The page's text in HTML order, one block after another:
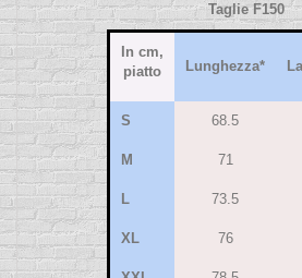
Taglie F150
In cm,
piatto
Lunghezza*
S 68.5
M 71
L 73.5
XL 76